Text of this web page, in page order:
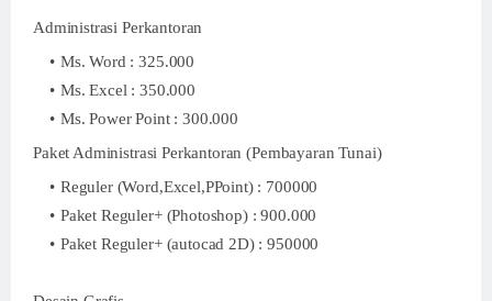
Administrasi Perkantoran
Ms. Word : 325.000
Ms. Excel : 350.000
Ms. Power Point : 300.000
Paket Administrasi Perkantoran (Pembayaran Tunai)
Reguler (Word,Excel,PPoint) : 700000
Paket Reguler+ (Photoshop) : 900.000
Paket Reguler+ (autocad 2D) : 950000